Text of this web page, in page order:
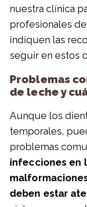
nuestra clínica
profesionales de
indiquen las
seguir en estos
Problemas
de leche y
Aunque los
temporales,
problemas
infecciones en
deben estar